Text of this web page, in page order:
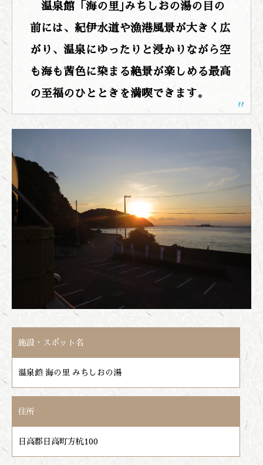
温泉館「海の里｣みちしおの湯の目の
前には、紀伊水道や漁港風景が大きく広
がり、温泉にゆったりと浸かりながら空
も海も茜色に染まる絶景が楽しめる最高
の至福のひとときを満喫できます。
施設・スポット名
温泉館 海の里 みちしおの湯
住所
日高郡日高町方杭100